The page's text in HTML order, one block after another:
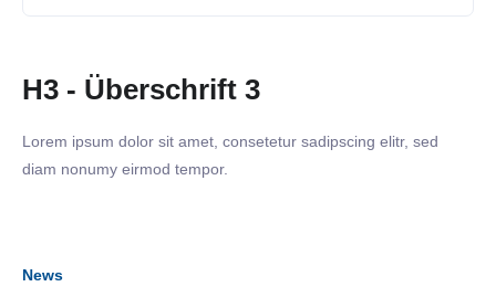
H3 - Überschrift 3
Lorem ipsum dolor sit amet, consetetur sadipscing elitr, sed
diam nonumy eirmod tempor.
News